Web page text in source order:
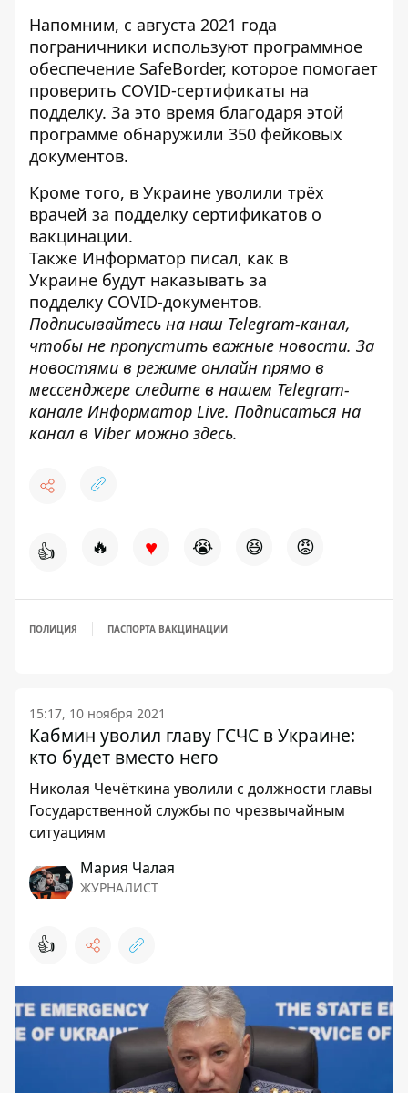
Напомним, с августа 2021 года
пограничники используют программное
обеспечение SafeBorder, которое помогает
проверить COVID-сертификаты на
подделку. За это время благодаря этой
программе обнаружили 350 фейковых
документов.
Кроме того, в Украине уволили трёх
врачей за подделку сертификатов о
вакцинации.
Также Информатор писал, как в
Украине будут наказывать за
подделку COVID-документов.
Подписывайтесь на наш Telegram-канал,
чтобы не пропустить важные новости. За
новостями в режиме онлайн прямо в
мессенджере следите в нашем Telegram-
канале Информатор Live. Подписаться на
канал в Viber можно здесь.
👍 🔥 ♥ 😭 😆 😡
ПОЛИЦИЯ ПАСПОРТА ВАКЦИНАЦИИ
15:17, 10 ноября 2021
Кабмин уволил главу ГСЧС в Украине:
кто будет вместо него
Николая Чечёткина уволили с должности главы
Государственной службы по чрезвычайным
ситуациям
Мария Чалая
ЖУРНАЛИСТ
👍